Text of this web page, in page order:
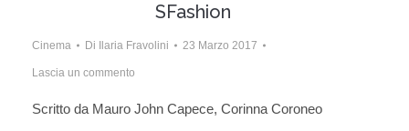
SFashion
Cinema Di Ilaria Fravolini 23 Marzo 2017
Lascia un commento
Scritto da Mauro John Capece, Corinna Coroneo